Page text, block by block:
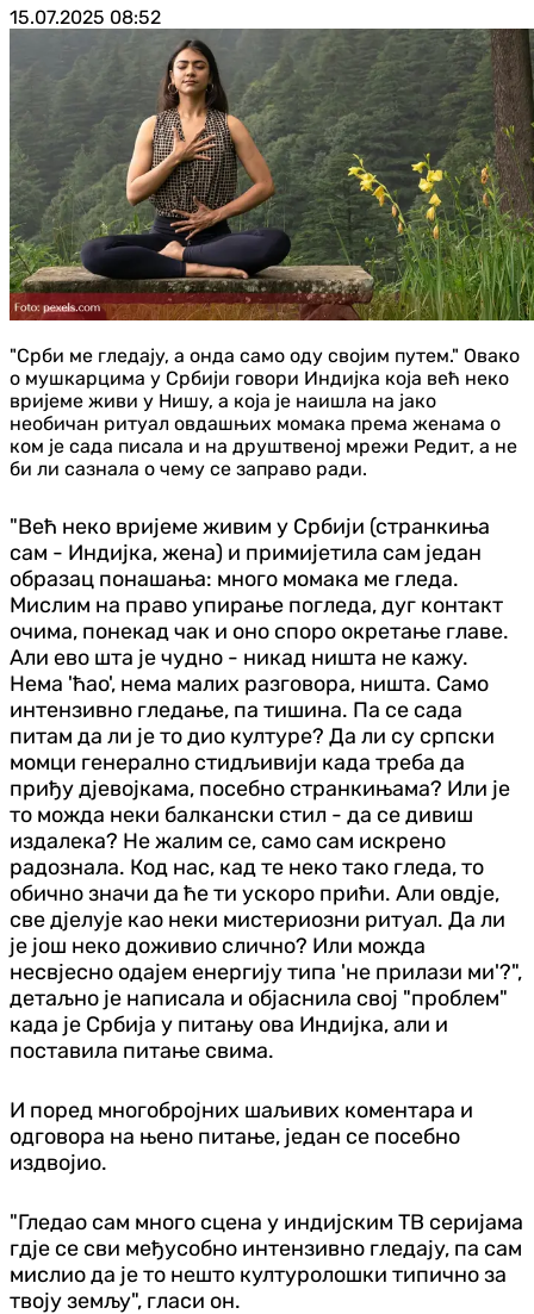
15.07.2025 08:52
"Срби ме гледају, а онда само оду својим путем." Овако
о мушкарцима у Србији говори Индијка која већ неко
вријеме живи у Нишу, а која је наишла на јако
необичан ритуал овдашњих момака према женама о
ком је сада писала и на друштвеној мрежи Редит, а не
би ли сазнала о чему се заправо ради.
"Већ неко вријеме живим у Србији (странкиња
сам - Индијка, жена) и примијетила сам један
образац понашања: много момака ме гледа.
Мислим на право упирање погледа, дуг контакт
очима, понекад чак и оно споро окретање главе.
Али ево шта је чудно - никад ништа не кажу.
Нема 'ћао', нема малих разговора, ништа. Само
интензивно гледање, па тишина. Па се сада
питам да ли је то дио културе? Да ли су српски
момци генерално стидљивији када треба да
приђу дјевојкама, посебно странкињама? Или је
то можда неки балкански стил - да се дивиш
издалека? Не жалим се, само сам искрено
радознала. Код нас, кад те неко тако гледа, то
обично значи да ће ти ускоро прићи. Али овдје,
све дјелује као неки мистериозни ритуал. Да ли
је још неко доживио слично? Или можда
несвјесно одајем енергију типа 'не прилази ми'?",
детаљно је написала и објаснила свој "проблем"
када је Србија у питању ова Индијка, али и
поставила питање свима.
И поред многобројних шаљивих коментара и
одговора на њено питање, један се посебно
издвојио.
"Гледао сам много сцена у индијским ТВ серијама
гдје се сви међусобно интензивно гледају, па сам
мислио да је то нешто културолошки типично за
твоју земљу", гласи он.